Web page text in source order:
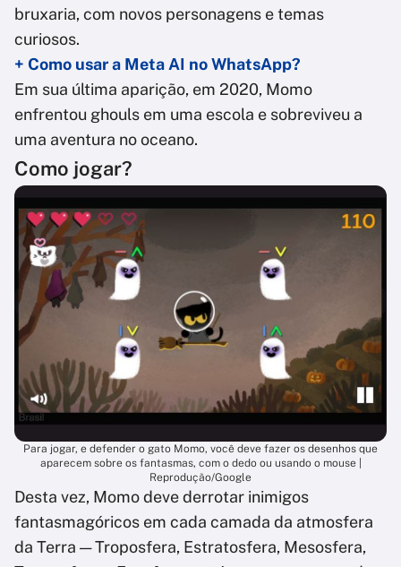
bruxaria, com novos personagens e temas
curiosos.
+ Como usar a Meta AI no WhatsApp?
Em sua última aparição, em 2020, Momo
enfrentou ghouls em uma escola e sobreviveu a
uma aventura no oceano.
Como jogar?
Para jogar, e defender o gato Momo, você deve fazer os desenhos que
aparecem sobre os fantasmas, com o dedo ou usando o mouse |
Reprodução/Google
Desta vez, Momo deve derrotar inimigos
fantasmagóricos em cada camada da atmosfera
da Terra — Troposfera, Estratosfera, Mesosfera,